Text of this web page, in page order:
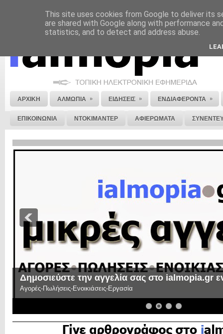
ΝΟΜΙΚΗ ΣΗΜΕΙΩΣΗ ΔΙΑΦΗΜΙΣΗ ΕΠΙΚΟΙΝΩΝΙΑ ΣΤΕΙΛΕ ΜΑΣ
ΑΡΧΙΚΗ ΑΛΜΩΠΙΑ » ΕΙΔΗΣΕΙΣ » ΕΝΔΙΑΦΕΡΟΝΤΑ »
ΕΠΙΚΟΙΝΩΝΙΑ ΝΤΟΚΙΜΑΝΤΕΡ ΑΦΙΕΡΩΜΑΤΑ
Δημοσιεύστε την αγγελία σας στο ialmopia.gr
Αγορές-Πωλήσεις-Ενοικιάσεις-Εργασία
This site uses cookies from Google to deliver its
are shared with Google along with performance
statistics, and to detect and address abuse.